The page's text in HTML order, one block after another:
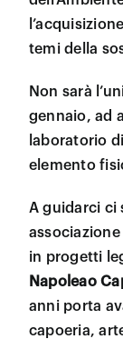
temi della
Non sarà
gennaio, ad
laboratorio
elemento
A guidarci ci
in progetti
Napoleao
anni porta
capoeria,